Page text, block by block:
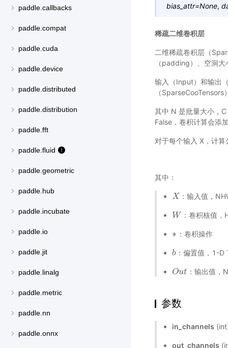
paddle.callbacks
paddle.compat
paddle.cuda
paddle.device
paddle.distributed
paddle.distribution
paddle.fft
paddle.fluid
paddle.geometric
paddle.hub
paddle.incubate
paddle.io
paddle.jit
paddle.linalg
paddle.metric
paddle.nn
paddle.onnx
bias_attr=None,
稀疏二维卷积层
二维稀疏卷积层（
（padding）、空洞
输入（Input）和输出
（SparseCooTensors
其中 N 是批量大小，
False，卷积计算会添
对于每个输入 X，计算
其中：
X
X ：输入值，
W
W ：卷积核值
∗
∗ ：卷积操作
b
b ：偏置值，1-
Out
Out ：输出值，
参数
in_channels
out_channels